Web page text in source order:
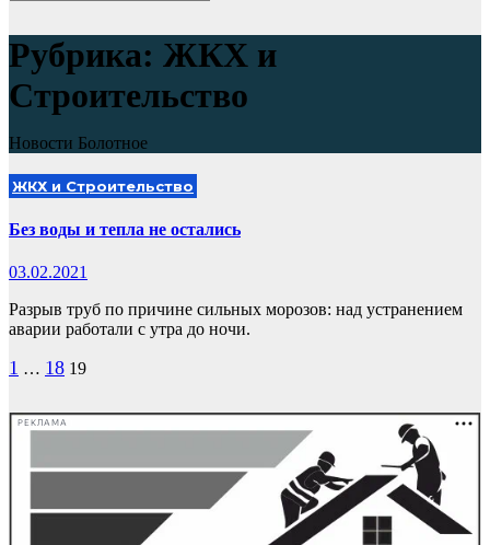
Рубрика: ЖКХ и
Строительство
Новости Болотное
ЖКХ и Строительство
Без воды и тепла не остались
03.02.2021
Разрыв труб по причине сильных морозов: над устранением
аварии работали с утра до ночи.
Пагинация
1 … 18 19
РЕКЛАМА